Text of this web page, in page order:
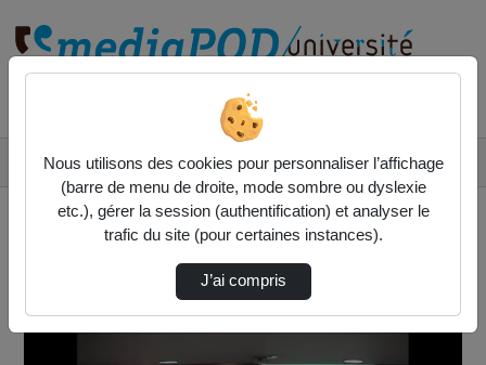
L'histoire des mathématiques, un lieu nature…
Nous utilisons des cookies pour personnaliser l’affichage
(barre de menu de droite, mode sombre ou dyslexie
etc.), gérer la session (authentification) et analyser le
trafic du site (pour certaines instances).
J’ai compris